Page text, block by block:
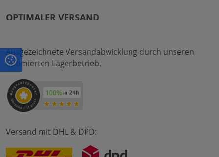
OPTIMALER VERSAND
Ausgezeichnete Versandabwicklung durch unseren
optimierten Lagerbetrieb.
Versand mit DHL & DPD: